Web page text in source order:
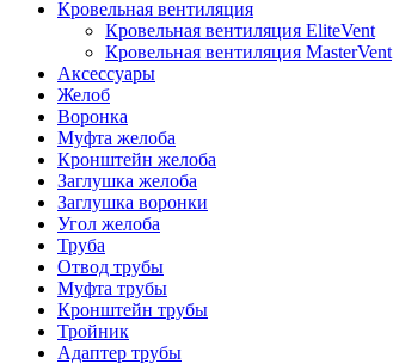
Кровельная вентиляция
Кровельная вентиляция EliteVent
Кровельная вентиляция MasterVent
Аксессуары
Желоб
Воронка
Муфта желоба
Кронштейн желоба
Заглушка желоба
Заглушка воронки
Угол желоба
Труба
Отвод трубы
Муфта трубы
Кронштейн трубы
Тройник
Адаптер трубы